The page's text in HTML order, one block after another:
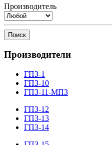
Производитель
Поиск
Производители
ГПЗ-1
ГПЗ-10
ГПЗ-11-МПЗ
ГПЗ-12
ГПЗ-13
ГПЗ-14